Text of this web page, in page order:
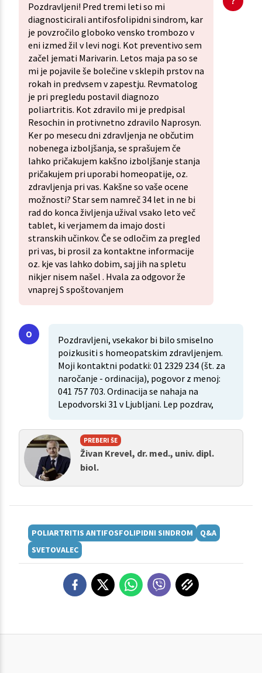
Pozdravljeni! Pred tremi leti so mi
diagnosticirali antifosfolipidni sindrom, kar
je povzročilo globoko vensko trombozo v
eni izmed žil v levi nogi. Kot preventivo sem
začel jemati Marivarin. Letos maja pa so se
mi je pojavile še bolečine v sklepih prstov na
rokah in predvsem v zapestju. Revmatolog
je pri pregledu postavil diagnozo
poliartritis. Kot zdravilo mi je predpisal
Resochin in protivnetno zdravilo Naprosyn.
Ker po mesecu dni zdravljenja ne občutim
nobenega izboljšanja, se sprašujem če
lahko pričakujem kakšno izboljšanje stanja
pričakujem pri uporabi homeopatije, oz.
zdravljenja pri vas. Kakšne so vaše ocene
možnosti? Star sem namreč 34 let in ne bi
rad do konca življenja užival vsako leto več
tablet, ki verjamem da imajo dosti
stranskih učinkov. Če se odločim za pregled
pri vas, bi prosil za kontaktne informacije
oz. kje vas lahko dobim, saj jih na spletu
nikjer nisem našel . Hvala za odgovor že
vnaprej S spoštovanjem
Pozdravljeni, vsekakor bi bilo smiselno
poizkusiti s homeopatskim zdravljenjem.
Moji kontaktni podatki: 01 2329 234 (št. za
naročanje - ordinacija), pogovor z menoj:
041 757 703. Ordinacija se nahaja na
Lepodvorski 31 v Ljubljani. Lep pozdrav,
PREBERI ŠE
Živan Krevel, dr. med., univ. dipl.
biol.
POLIARTRITIS ANTIFOSFOLIPIDNI SINDROM
Q&A
SVETOVALEC